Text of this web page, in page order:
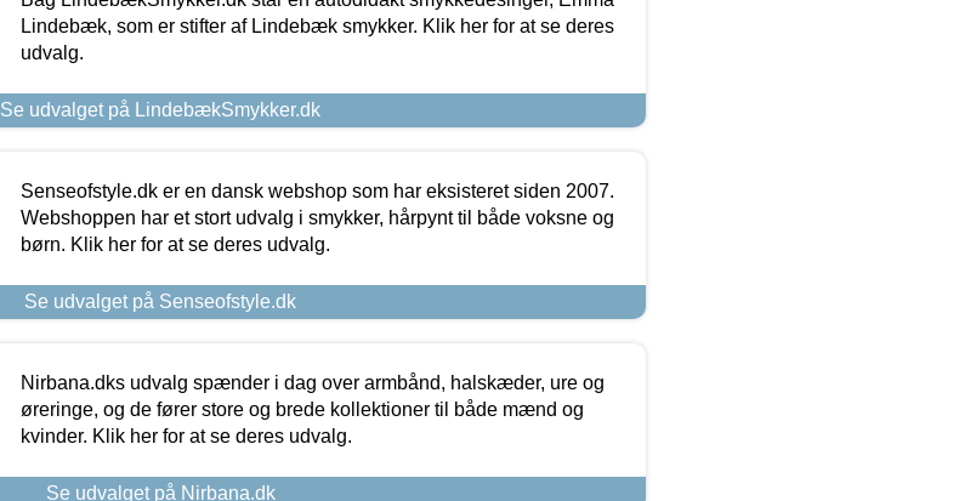
Lindebæk, som er stifter af Lindebæk smykker. Klik her for at se deres
udvalg.
Se udvalget på LindebækSmykker.dk
Senseofstyle.dk er en dansk webshop som har eksisteret siden 2007.
Webshoppen har et stort udvalg i smykker, hårpynt til både voksne og
børn. Klik her for at se deres udvalg.
Se udvalget på Senseofstyle.dk
Nirbana.dks udvalg spænder i dag over armbånd, halskæder, ure og
øreringe, og de fører store og brede kollektioner til både mænd og
kvinder. Klik her for at se deres udvalg.
Se udvalget på Nirbana.dk